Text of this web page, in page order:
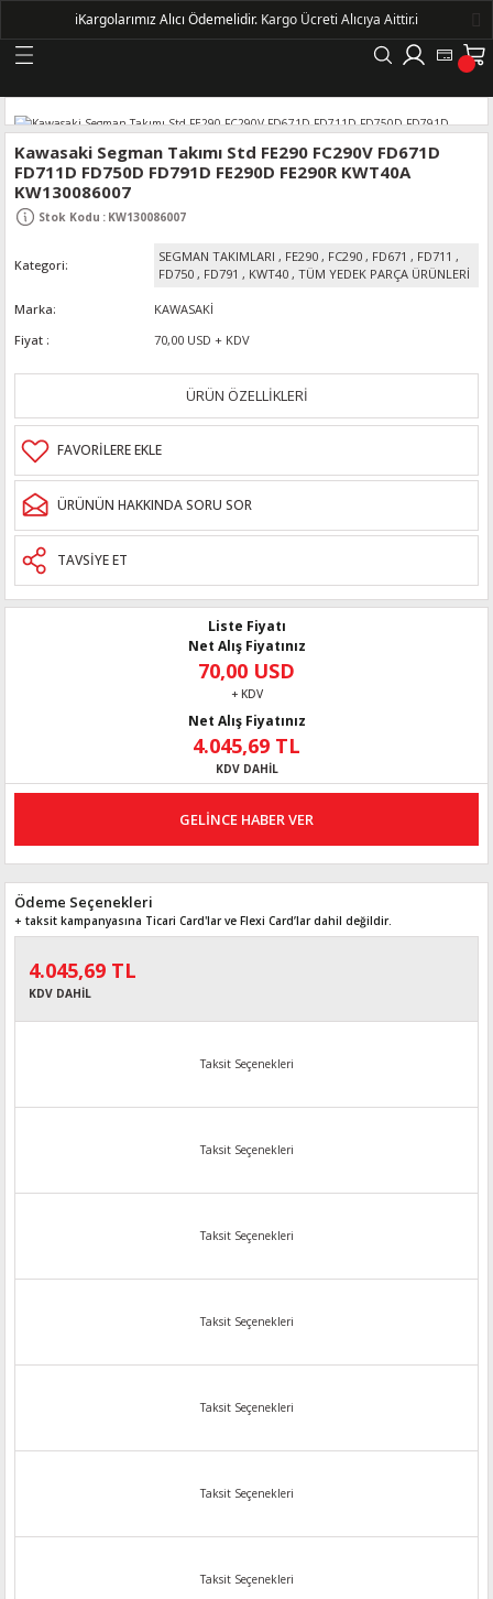
Geri Dön
KASNAKLI ALTERNATÖRLER - 1500
Kawasaki Segman Takımı Std FE290 FC290V FD671D
FD711D FD750D FD791D FE290D FE290R KWT40A
KW130086007
Stok Kodu : KW130086007
Kategori
SEGMAN TAKIMLARI , FE290 , FC290 , FD671 , FD711 ,
FD750 , FD791 , KWT40 , TÜM YEDEK PARÇA ÜRÜNLERİ
Marka
KAWASAKİ
Fiyat
70,00 USD + KDV
ÜRÜN ÖZELLİKLERİ
ÜRÜNÜN HAKKINDA SORU SOR
TAVSİYE ET
Liste Fiyatı
Net Alış Fiyatınız
70,00 USD
+ KDV
Net Alış Fiyatınız
4.045,69 TL
KDV DAHİL
GELİNCE HABER VER
Ödeme Seçenekleri
+ taksit kampanyasına Ticari Card'lar ve Flexi Card’lar dahil değildir.
4.045,69 TL
KDV DAHİL
Taksit Seçenekleri
Taksit Seçenekleri
Taksit Seçenekleri
Taksit Seçenekleri
Taksit Seçenekleri
Taksit Seçenekleri
Taksit Seçenekleri
ℹ️Kargolarımız Alıcı Ödemelidir. Kargo Ücreti Alıcıya Aittir.ℹ️